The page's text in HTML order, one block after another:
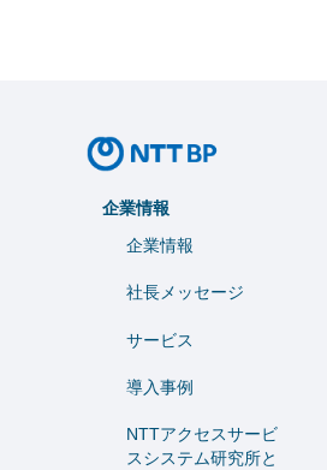
企業情報
企業情報
社長メッセージ
サービス
導入事例
NTTアクセスサービ
スシステム研究所と